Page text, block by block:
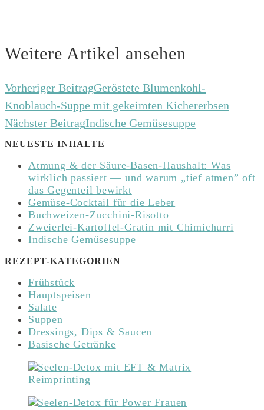
Weitere Artikel ansehen
Vorheriger BeitragGeröstete Blumenkohl-
Knoblauch-Suppe mit gekeimten Kichererbsen
Nächster BeitragIndische Gemüsesuppe
NEUESTE INHALTE
Atmung & der Säure-Basen-Haushalt: Was
wirklich passiert — und warum „tief atmen” oft
das Gegenteil bewirkt
Gemüse-Cocktail für die Leber
Buchweizen-Zucchini-Risotto
Zweierlei-Kartoffel-Gratin mit Chimichurri
Indische Gemüsesuppe
REZEPT-KATEGORIEN
Frühstück
Hauptspeisen
Salate
Suppen
Dressings, Dips & Saucen
Basische Getränke